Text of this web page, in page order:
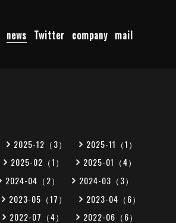
news Twitter company mail
2025-12（3）
2025-11（1）
2025-02（1）
2025-01（4）
2024-04（2）
2024-03（3）
2023-05（17）
2023-04（6）
2022-07（4）
2022-06（6）